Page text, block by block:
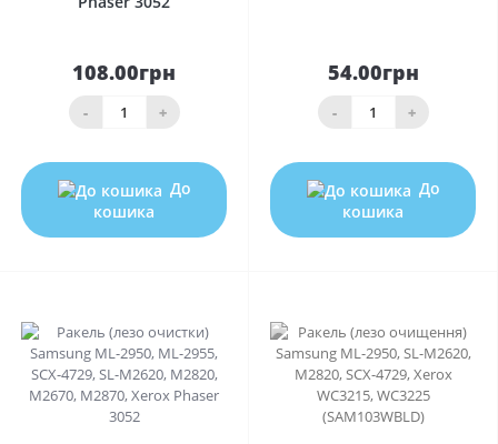
108.00грн
- +
До
кошика
54.00грн
- +
До
кошика